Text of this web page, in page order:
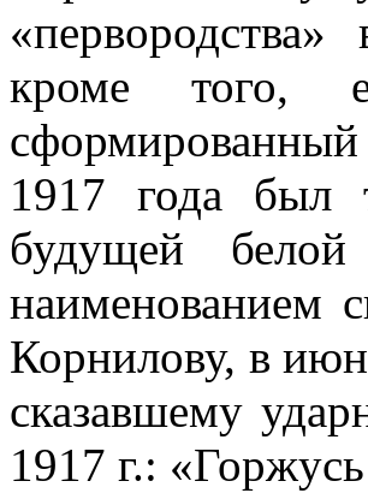
кроме того,
1917 года был
будущей
наименованием
Корнилову, в
сказавшему
1917 г.: